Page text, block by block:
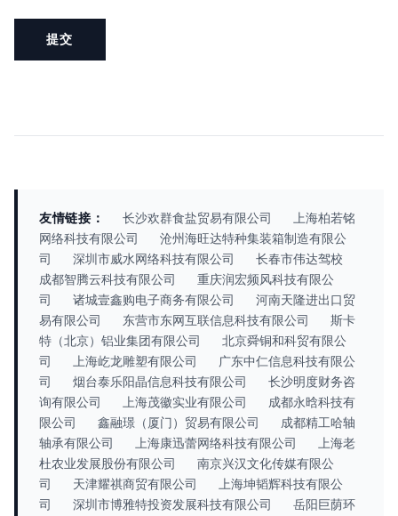
友情链接： 长沙欢群食盐贸易有限公司
上海柏若铭
网络科技有限公司
沧州海旺达特种集装箱制造有限公
司
深圳市威水网络科技有限公司
长春市伟达驾校
成都智腾云科技有限公司
重庆润宏频风科技有限公
司
诸城壹鑫购电子商务有限公司
河南天隆进出口贸
易有限公司
东营市东网互联信息科技有限公司
斯卡
特（北京）铝业集团有限公司
北京舜铜和科贸有限公
司
上海屹龙雕塑有限公司
广东中仁信息科技有限公
司
烟台泰乐阳晶信息科技有限公司
长沙明度财务咨
询有限公司
上海茂徽实业有限公司
成都永晗科技有
限公司
鑫融璟（厦门）贸易有限公司
成都精工哈轴
轴承有限公司
上海康迅蕾网络科技有限公司
上海老
杜农业发展股份有限公司
南京兴汉文化传媒有限公
司
天津耀祺商贸有限公司
上海坤韬辉科技有限公
司
深圳市博雅特投资发展科技有限公司
岳阳巨荫环